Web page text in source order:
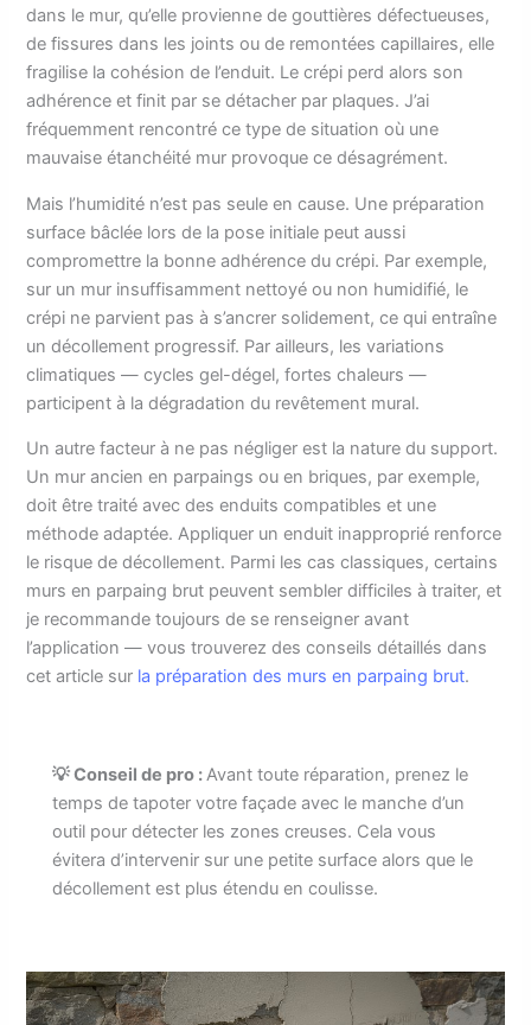
dans le mur, qu’elle provienne de gouttières défectueuses,
de fissures dans les joints ou de remontées capillaires, elle
fragilise la cohésion de l’enduit. Le crépi perd alors son
adhérence et finit par se détacher par plaques. J’ai
fréquemment rencontré ce type de situation où une
mauvaise étanchéité mur provoque ce désagrément.
Mais l’humidité n’est pas seule en cause. Une préparation
surface bâclée lors de la pose initiale peut aussi
compromettre la bonne adhérence du crépi. Par exemple,
sur un mur insuffisamment nettoyé ou non humidifié, le
crépi ne parvient pas à s’ancrer solidement, ce qui entraîne
un décollement progressif. Par ailleurs, les variations
climatiques — cycles gel-dégel, fortes chaleurs —
participent à la dégradation du revêtement mural.
Un autre facteur à ne pas négliger est la nature du support.
Un mur ancien en parpaings ou en briques, par exemple,
doit être traité avec des enduits compatibles et une
méthode adaptée. Appliquer un enduit inapproprié renforce
le risque de décollement. Parmi les cas classiques, certains
murs en parpaing brut peuvent sembler difficiles à traiter, et
je recommande toujours de se renseigner avant
l’application — vous trouverez des conseils détaillés dans
cet article sur la préparation des murs en parpaing brut.
💡 Conseil de pro :Avant toute réparation, prenez le
temps de tapoter votre façade avec le manche d’un
outil pour détecter les zones creuses. Cela vous
évitera d’intervenir sur une petite surface alors que le
décollement est plus étendu en coulisse.